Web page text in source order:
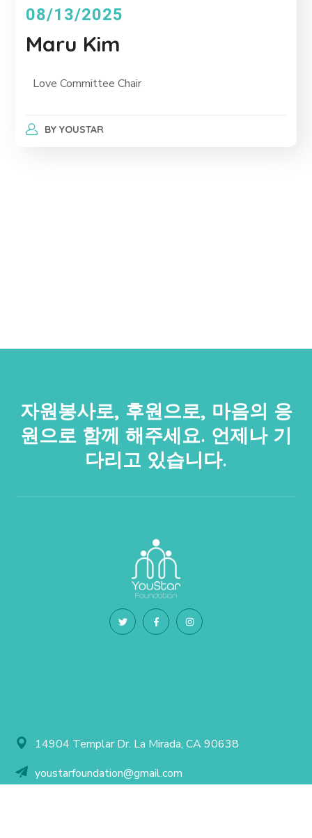
08/13/2025
Maru Kim
Love Committee Chair
BY YOUSTAR
자원봉사로, 후원으로, 마음의 응
원으로 함께 해주세요. 언제나 기
다리고 있습니다.
14904 Templar Dr. La Mirada, CA 90638
youstarfoundation@gmail.com